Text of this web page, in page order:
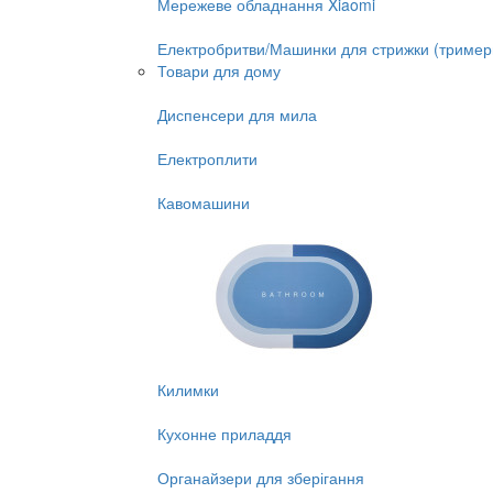
Мережеве обладнання Xiaomi
Електробритви/Машинки для стрижки
Товари для дому
Диспенсери для мила
Електроплити
Кавомашини
Килимки
Кухонне приладдя
Органайзери для зберігання